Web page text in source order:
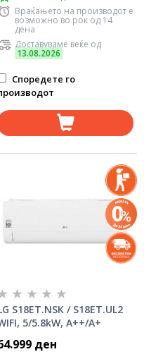
Враќањето на производот е
возможно во рок од 14
дена
Доставуваме веќе од
13.08.2026
Споредете го
S18ET.NSK / S18ET.UL2
5/5.8kW, A++/A+
ден